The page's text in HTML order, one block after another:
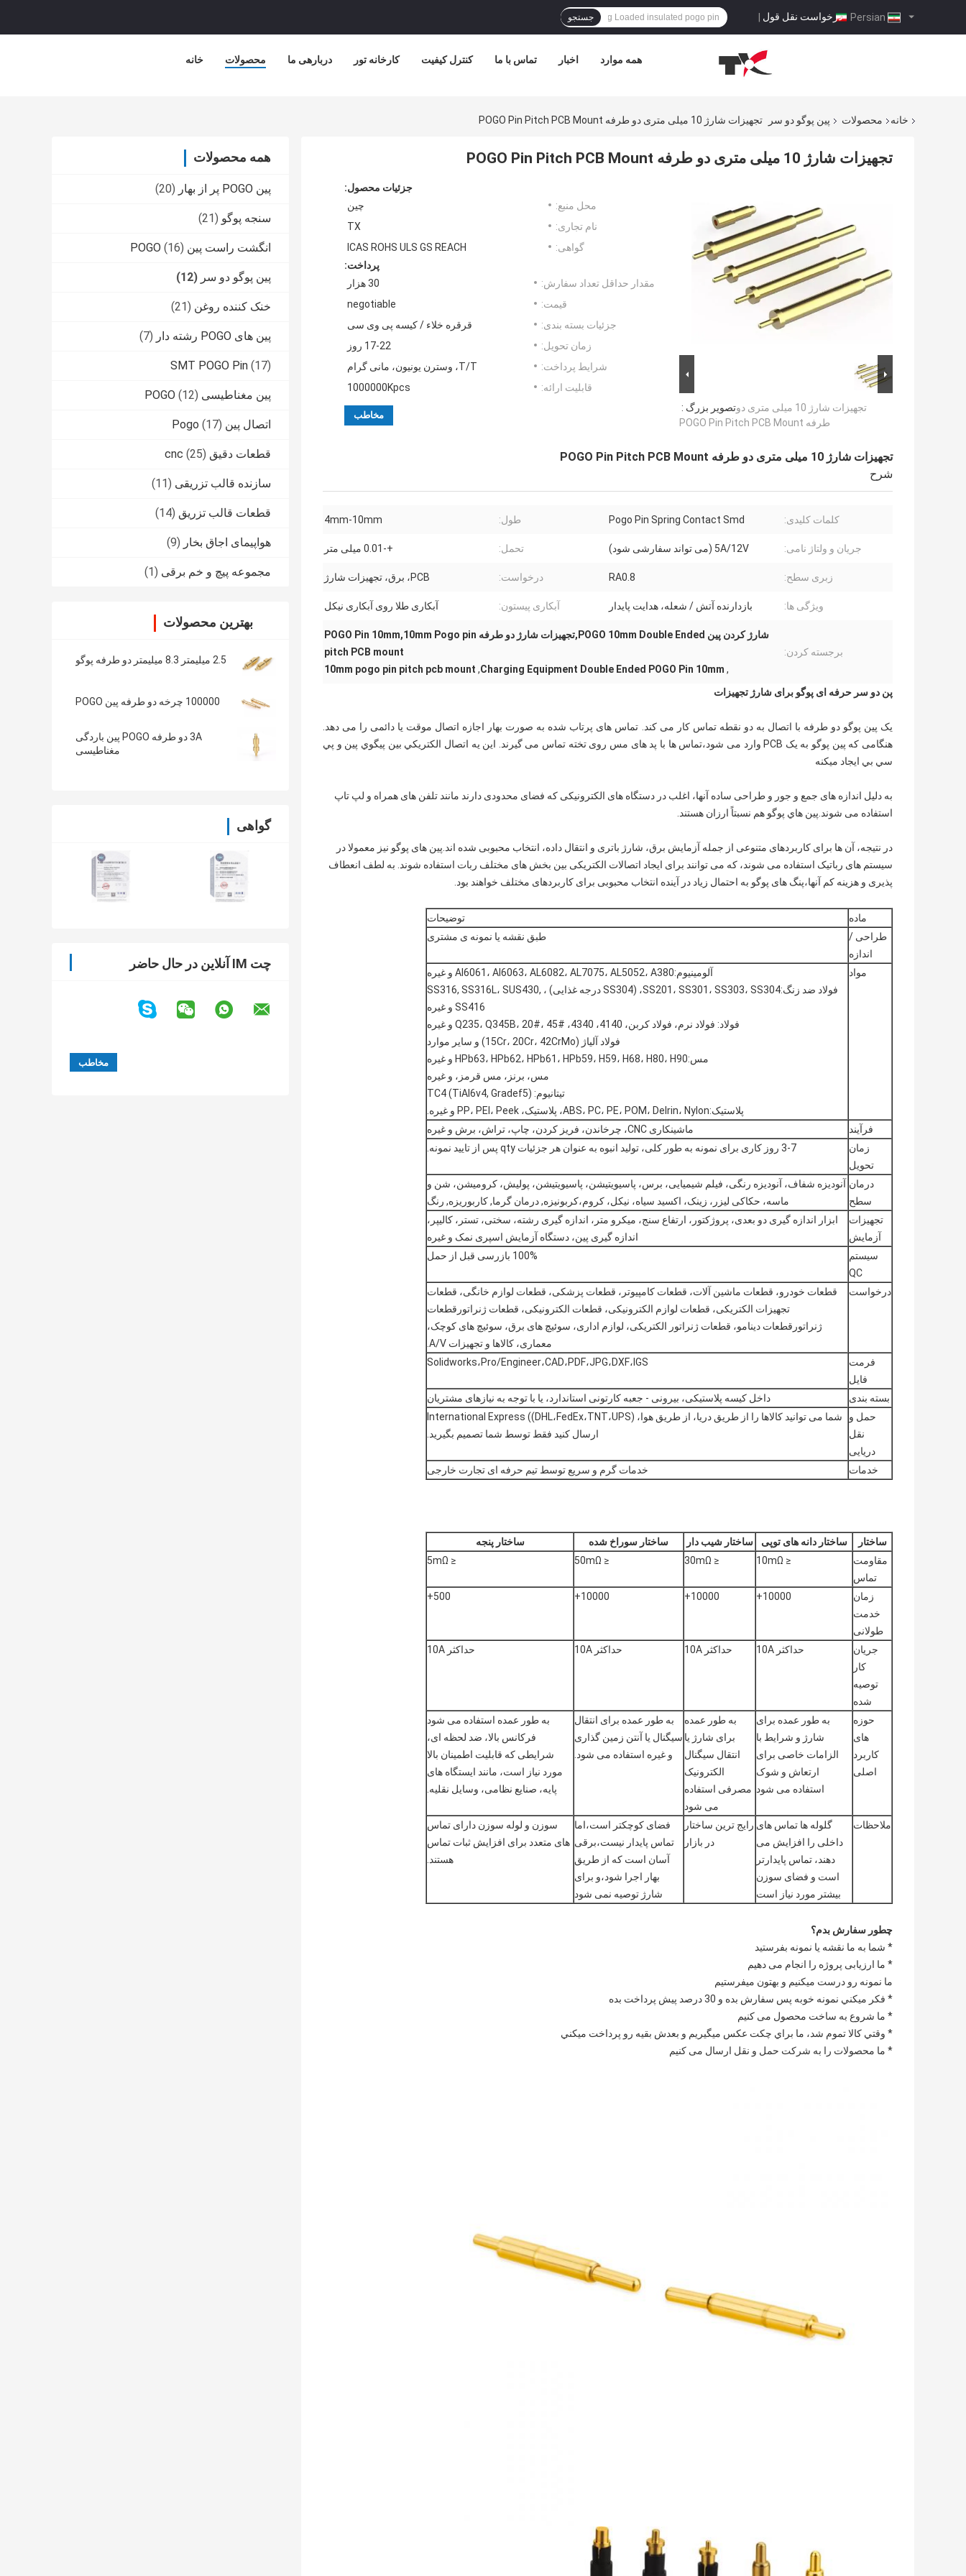
درخواست نقل قول | جستجو
خانه محصولات دربارهی ما کارخانه تور کنترل کیفیت تماس با ما اخبار همه موارد
خانه محصولات پین پوگو دو سر تجهیزات شارژ 10 میلی متری دو طرفه POGO Pin Pitch PCB Mount
همه محصولات
پین POGO پر از بهار (20)
سنجه پوگو (21)
انگشت راست پین POGO (16)
پین پوگو دو سر (12)
خنک کننده روغن (21)
پین های POGO رشته دار (7)
SMT POGO Pin (17)
پین مغناطیسی POGO (12)
اتصال پین Pogo (17)
قطعات دقیق cnc (25)
سازنده قالب تزریقی (11)
قطعات قالب تزریق (14)
هواپیمای اجاق بخار (9)
مجموعه پیچ و خم برقی (1)
بهترین محصولات
2.5 میلیمتر 8.3 میلیمتر دو طرفه پوگو
100000 چرخه دو طرفه پین POGO
3A دو طرفه POGO پین باردگی
مغناطیسی
گواهی
چت IM آنلاین در حال حاضر
تجهیزات شارژ 10 میلی متری دو طرفه POGO Pin Pitch PCB Mount
تصویر بزرگ :تجهیزات شارژ 10 میلی متری دو
طرفه POGO Pin Pitch PCB Mount
جزئیات محصول:
محل منبع:
چین
نام تجاری:
TX
گواهی:
ICAS ROHS ULS GS REACH
پرداخت:
مقدار حداقل تعداد سفارش:
30 هزار
قیمت:
negotiable
جزئیات بسته بندی:
قرقره خلاء / کیسه پی وی سی
زمان تحویل:
17-22 روز
شرایط پرداخت:
T/T، وسترن یونیون، مانی گرام
قابلیت ارائه:
1000000Kpcs
مخاطب
تجهیزات شارژ 10 میلی متری دو طرفه POGO Pin Pitch PCB Mount
شرح
کلمات کلیدی: Pogo Pin Spring Contact Smd طول: 4mm-10mm
جریان و ولتاژ نامی: 5A/12V (می تواند سفارشی شود) تحمل: +-0.01 میلی متر
زبری سطح: RA0.8 درخواست: PCB، برق، تجهیزات شارژ
ویژگی ها: بازدارنده آتش / شعله، هدایت پایدار آبکاری پیستون: آبکاری طلا روی آبکاری نیکل
برجسته کردن:
شارژ کردن پین POGO 10mm Double Ended,تجهیزات شارژ دو طرفه POGO Pin 10mm,10mm Pogo pin
pitch PCB mount
,
Charging Equipment Double Ended POGO Pin 10mm
,
10mm pogo pin pitch pcb mount
پن دو سر حرفه ای پوگو برای شارژ تجهیزات
یک پین پوگو دو طرفه با اتصال به دو نقطه تماس کار می کند. تماس های پرتاب شده به صورت بهار اجازه اتصال موقت یا دائمی را می دهد.
هنگامی که پین پوگو به یک PCB وارد می شود،تماس ها با پد های مس روی تخته تماس می گیرند. اين يه اتصال الکتريکي بين پيگوي پين و پي
سي بي ایجاد ميکنه
به دلیل اندازه های جمع و جور و طراحی ساده آنها، اغلب در دستگاه های الکترونیکی که فضای محدودی دارند مانند تلفن های همراه و لپ تاپ
استفاده می شوند.پين هاي پوگو هم نسبتاً ارزان هستند.
در نتیجه، آن ها برای کاربردهای متنوعی از جمله آزمایش برق، شارژ باتری و انتقال داده، انتخاب محبوبی شده اند.پین های پوگو نیز معمولا در
سیستم های رباتیک استفاده می شوند، که می توانند برای ایجاد اتصالات الکتریکی بین بخش های مختلف ربات استفاده شوند. به لطف انعطاف
پذیری و هزینه کم آنها،پنگ های پوگو به احتمال زیاد در آینده انتخاب محبوبی برای کاربردهای مختلف خواهند بود.
ماده
توضیحات
طراحی /
اندازه
طبق نقشه یا نمونه ی مشتری
مواد
آلومینیوم:Al6061، Al6063، AL6082، AL7075، AL5052، A380 و غیره
فولاد ضد زنگ:SS201، SS301، SS303، SS304، (SS304 درجه غذایی) ، SS316, SS316L، SUS430,
SS416 و غیره
فولاد: فولاد نرم، فولاد کربن، 4140، 4340، Q235، Q345B، 20#، 45# و غیره
فولاد آلیاژ (15Cr، 20Cr، 42CrMo) و سایر موارد
مس:HPb63، HPb62، HPb61، HPb59، H59، H68، H80، H90 و غیره
مس، برنز، مس قرمز، و غیره
تیتانیوم: TC4 (TiAl6v4, Gradef5)
پلاستیک:ABS، PC، PE، POM، Delrin، Nylon، پلاستیک، PP، PEI، Peek و غیره.
فرآیند
ماشینکاری CNC، چرخاندن، فریز کردن، چاپ، تراش، برش و غیره
زمان
تحویل
3-7 روز کاری برای نمونه به طور کلی، تولید انبوه به عنوان هر جزئیات qty پس از تایید نمونه.
درمان
سطح
آنودیزه شفاف، آنودیزه رنگی، فیلم شیمیایی، برس، پاسیویتیشن، پاسیویتیشن، پولیش، کرومیشن، شن و
ماسه، حکاکی لیزر، زینک، اکسید سیاه، نیکل، کروم،کربونیزه, درمان گرما, کاربوریزه, رنگ
تجهیزات
آزمایش
ابزار اندازه گیری دو بعدی، پروژکتور، ارتفاع سنج، میکرو متر، اندازه گیری رشته، سختی، تستر، کالیپر،
اندازه گیری پین، دستگاه آزمایش اسپری نمک و غیره
سیستم
QC
100% بازرسی قبل از حمل
درخواست
قطعات خودرو، قطعات ماشین آلات، قطعات کامپیوتر، قطعات پزشکی، قطعات لوازم خانگی، قطعات
تجهیزات الکتریکی، قطعات لوازم الکترونیکی، قطعات الکترونیکی، قطعات ژنراتورقطعات
ژنراتورقطعات دینامو، قطعات ژنراتور الکتریکی، لوازم اداری، سوئیچ های برق، سوئیچ های کوچک،
معماری، کالاها و تجهیزات A/V.
فرمت
فایل
Solidworks،Pro/Engineer،CAD،PDF،JPG،DXF،IGS
بسته بندی
داخل کیسه پلاستیکی، بیرونی - جعبه کارتونی استاندارد، یا با توجه به نیازهای مشتریان
حمل و
نقل
دریایی
شما می توانید کالاها را از طریق دریا، از طریق هوا، International Express ((DHL،FedEx،TNT،UPS)
ارسال کنید فقط توسط شما تصمیم بگیرید.
خدمات خدمات گرم و سریع توسط تیم حرفه ای تجارت خارجی
ساختار ساختار دانه های توپی ساختار شیب دار ساختار سوراخ شده
ساختار پنجه
مقاومت
تماس
≤ 10mΩ
≤ 30mΩ
≤ 50mΩ
≤ 5mΩ
زمان
خدمت
طولانی
10000+
10000+
10000+
500+
جریان
کار
توصیه
شده
حداکثر 10A حداکثر 10A حداکثر 10A حداکثر 10A
حوزه
های
کاربرد
اصلی
به طور عمده برای
شارژ و شرایط با
الزامات خاصی برای
ارتعاش و شوک
استفاده می شود
به طور عمده
برای شارژ یا
انتقال سیگنال
الکترونیک
مصرفی استفاده
می شود
به طور عمده برای انتقال
سیگنال یا آنتن زمین گذاری
و غیره استفاده می شود.
به طور عمده استفاده می شود
فرکانس بالا، ضد لحظه ای،
شرایطی که قابلیت اطمینان بالا
مورد نیاز است، مانند ایستگاه های
پایه، صنایع نظامی، وسایل نقلیه.
ملاحظات
گلوله ها تماس های
داخلی را افزایش می
دهند، تماس پایدارتر
است و فضای سوزن
بیشتر مورد نیاز است
رایج ترین ساختار
در بازار
فضای کوچکتر است،اما
تماس پایدار نیست،برقی
آسان است که از طریق
بهار اجرا شود،و برای
شارژ توصیه نمی شود
سوزن و لوله سوزن دارای تماس
های متعدد برای افزایش ثبات تماس
هستند.
چطور سفارش بدم؟
* شما به ما نقشه یا نمونه بفرستید
* ما ارزیابی پروژه را انجام می دهیم
ما نمونه رو درست ميکنيم و بهتون ميفرستيم
* فکر ميکني نمونه خوبه پس سفارش بده و 30 درصد پيش پرداخت بده
* ما شروع به ساخت محصول می کنیم
* وقتي کالا تموم شد، ما براي چکت عکس ميگيريم و بعدش بقيه رو پرداخت ميکني
* ما محصولات را به شرکت حمل و نقل ارسال می کنیم